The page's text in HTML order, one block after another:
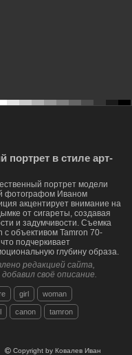
портрет в стиле арт-
портрет модели
фотографом Иваном
акцентирует внимание на
от сигареты, создавая
и задумчивости. Съемка
с объективом Tamron 70-
подчеркивает
глубину образа.
редакцией сайта,
своё описание.
girl woman
canon tamron
Copyright by Ковалев Иван